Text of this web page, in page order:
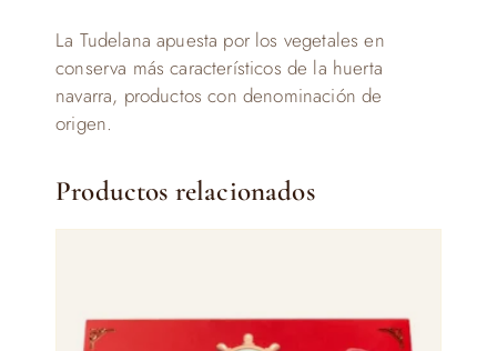
La Tudelana apuesta por los vegetales en
conserva más característicos de la huerta
navarra, productos con denominación de
origen.
Productos relacionados